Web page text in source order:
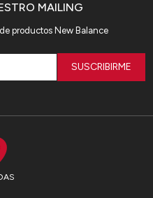
MAILING
productos New Balance
SUSCRIBIRME